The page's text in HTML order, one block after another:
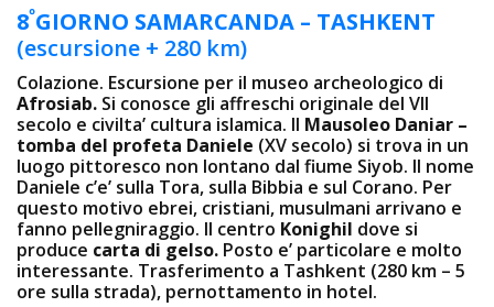
8ºGIORNO SAMARCANDA – TASHKENT
(escursione + 280 km)
Colazione. Escursione per il museo archeologico di
Afrosiab. Si conosce gli affreschi originale del VII
secolo e civilta’ cultura islamica. Il Mausoleo Daniar –
tomba del profeta Daniele (XV secolo) si trova in un
luogo pittoresco non lontano dal fiume Siyob. Il nome
Daniele c’e’ sulla Tora, sulla Bibbia e sul Corano. Per
questo motivo ebrei, cristiani, musulmani arrivano e
fanno pellegniraggio. Il centro Konighil dove si
produce carta di gelso. Posto e’ particolare e molto
interessante. Trasferimento a Tashkent (280 km – 5
ore sulla strada), pernottamento in hotel.